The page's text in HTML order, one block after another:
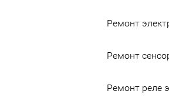
Ремонт
Ремонт
Ремонт реле